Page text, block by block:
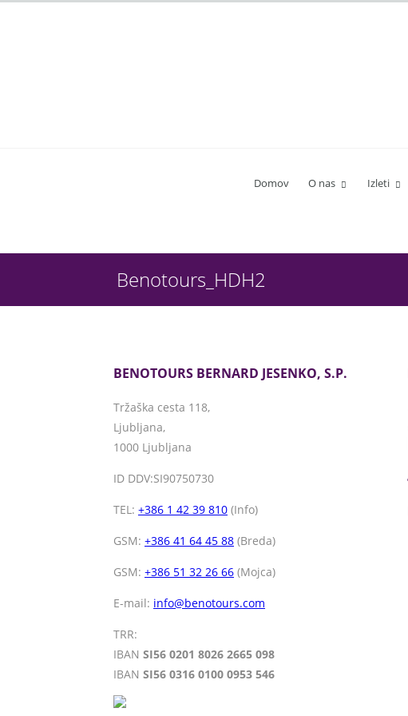
Domov O nas Izleti
Benotours_HDH2
BENOTOURS BERNARD JESENKO, S.P.
Tržaška cesta 118,
Ljubljana,
1000 Ljubljana
ID DDV:SI90750730
TEL: +386 1 42 39 810 (Info)
GSM: +386 41 64 45 88 (Breda)
GSM: +386 51 32 26 66 (Mojca)
E-mail: info@benotours.com
TRR:
IBAN SI56 0201 8026 2665 098
IBAN SI56 0316 0100 0953 546